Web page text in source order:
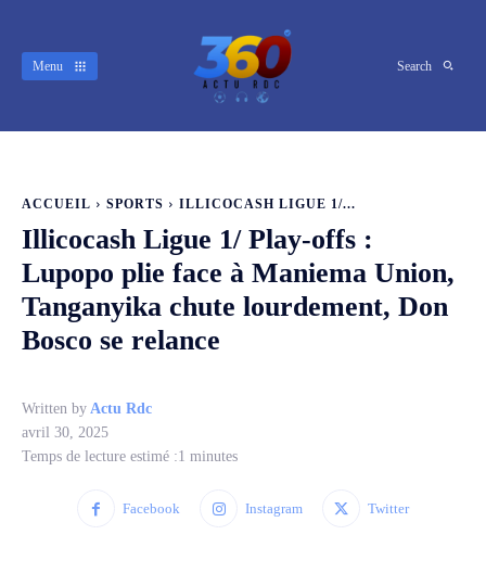
Menu Search
ACCUEIL SPORTS ILLICOCASH LIGUE 1/...
Illicocash Ligue 1/ Play-offs :
Lupopo plie face à Maniema Union,
Tanganyika chute lourdement, Don
Bosco se relance
Written by Actu Rdc
avril 30, 2025
Temps de lecture estimé :1 minutes
Facebook Instagram Twitter